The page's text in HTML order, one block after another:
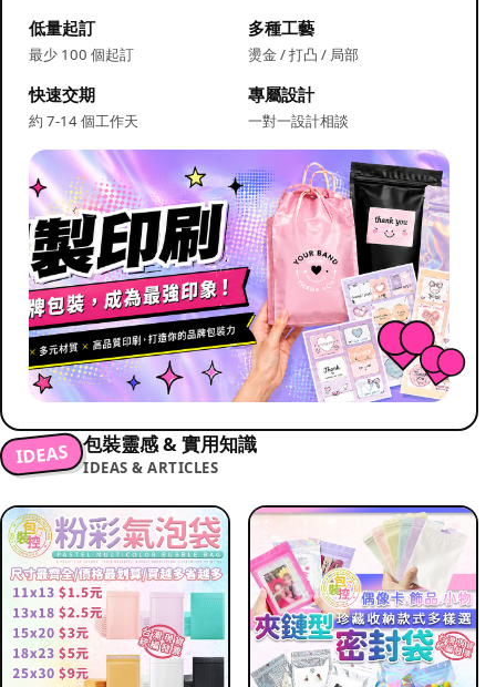
低量起訂
最少 100 個起訂
多種工藝
燙金 / 打凸 / 局部
快速交期
約 7-14 個工作天
專屬設計
一對一設計相談
IDEAS 包裝靈感 & 實用知識
IDEAS & ARTICLES